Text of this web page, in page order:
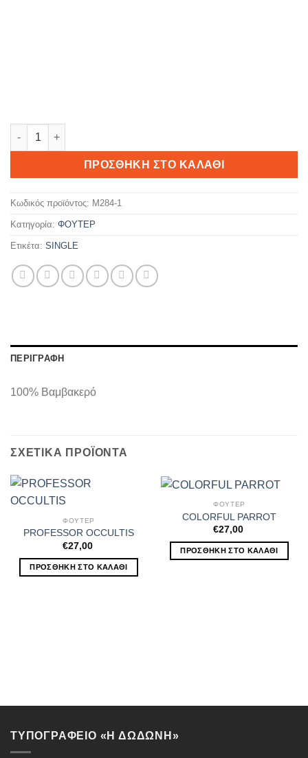
LittlΕ PrincΕ ποσότητα
ΠΡΟΣΘΉΚΗ ΣΤΟ ΚΑΛΆΘΙ
Κωδικός προϊόντος: M284-1
Κατηγορία: ΦΟΥΤΕΡ
Ετικέτα: SINGLE
ΠΕΡΙΓΡΑΦΉ
100% Βαμβακερό
ΣΧΕΤΙΚΆ ΠΡΟΪΌΝΤΑ
ΦΟΥΤΕΡ
PROFESSOR OCCULTIS
€27,00
ΠΡΟΣΘΉΚΗ ΣΤΟ ΚΑΛΆΘΙ
ΦΟΥΤΕΡ
COLORFUL PARROT
€27,00
ΠΡΟΣΘΉΚΗ ΣΤΟ ΚΑΛΆΘΙ
ΤΥΠΟΓΡΑΦΕΙΟ «Η ΔΩΔΩΝΗ»